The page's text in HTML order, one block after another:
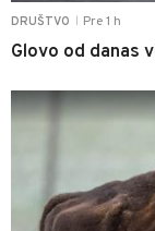
DRUŠTVO Pre 1 h
Glovo od danas